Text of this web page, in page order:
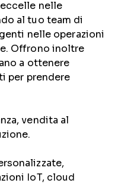
nelle
al tuo team di
nelle operazioni
Offrono inoltre
a ottenere
per prendere
vendita al
IoT, cloud